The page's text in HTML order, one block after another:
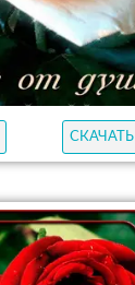
СКАЧАТЬ